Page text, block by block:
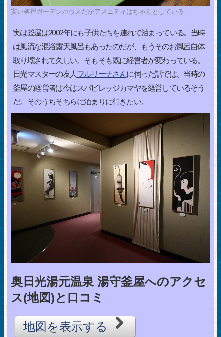
安い釜屋ガーデンハウスだがアメニティはちゃんとしている
実は釜屋は2002年にも子供たちを連れて泊まっている。当時
は風流な混浴露天風呂もあったのだが、もうそのお風呂自体
取り壊されて久しい。そもそも既に経営者が変わっている。
日光マスターの友人 フルリーナさんに伺った話では、当時の
釜屋の経営者は今はスパビレッジカマヤを経営しているそう
だ。そのうちそちらに泊まりに行きたい。
奥日光湯元温泉 湯守釜屋へのアクセ
ス(地図)と口コミ
地図を表示する